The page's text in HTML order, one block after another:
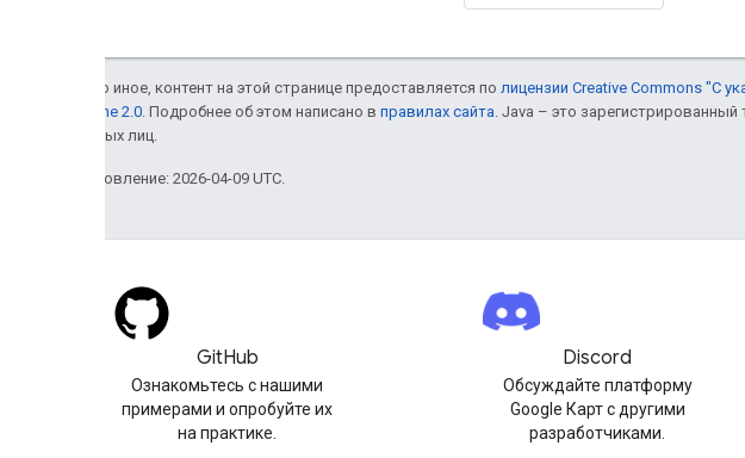
Если не указано иное, контент на этой странице предоставляется по лицензии Creative Commons "С
лицензии Apache 2.0 . Подробнее об этом написано в правилах сайта . Java – это
аффилированных лиц.
Последнее обновление: 2026-04-09 UTC.
GitHub
Ознакомьтесь с нашими
примерами и опробуйте их
на практике.
Discord
Обсуждайте платформу
Google Карт с другими
разработчиками.